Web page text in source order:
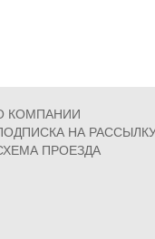
КОМПАНИИ
НА
ПРОЕЗДА